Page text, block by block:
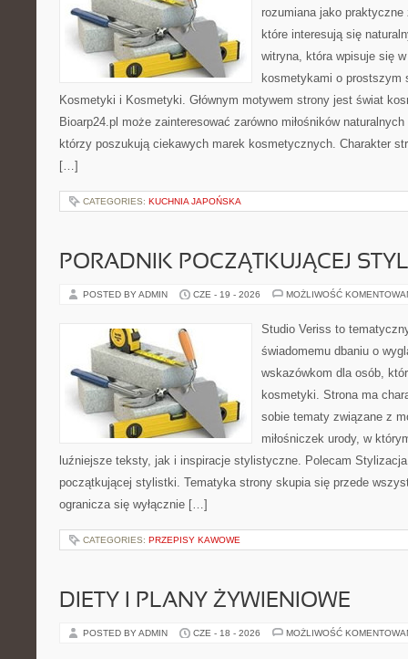
rozumiana jako praktyczne
które interesują się
witryna, która wpisuje się
kosmetykami o prostszym
Kosmetyki i Kosmetyki. Głównym motywem strony jest świat
Bioarp24.pl może zainteresować zarówno miłośników
którzy poszukują ciekawych marek kosmetycznych. Charakter
[…]
CATEGORIES: KUCHNIA JAPOŃSKA
PORADNIK POCZĄTKUJĄCEJ
POSTED BY ADMIN CZE - 19 - 2026 MOŻLIWOŚĆ
Studio Veriss to
świadomemu dbaniu o
wskazówkom dla osób,
kosmetyki. Strona ma
sobie tematy związane z
miłośniczek urody, w
luźniejsze teksty, jak i inspiracje stylistyczne. Polecam
początkującej stylistki. Tematyka strony skupia się przede
ogranicza się wyłącznie […]
CATEGORIES: PRZEPISY KAWOWE
DIETY I PLANY ŻYWIENIOWE
POSTED BY ADMIN CZE - 18 - 2026 MOŻLIWOŚĆ